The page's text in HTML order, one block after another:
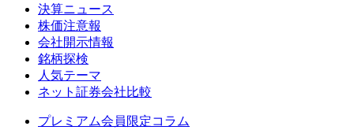
決算ニュース
株価注意報
会社開示情報
銘柄探検
人気テーマ
ネット証券会社比較
プレミアム会員限定コラム